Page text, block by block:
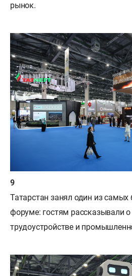
рынок.
Татарстан занял один из самых
форуме: гостям рассказывали
трудоустройстве и